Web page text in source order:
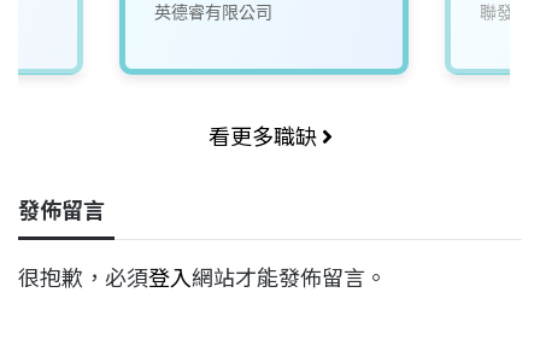
英德睿有限公司 聯發科
看更多職缺
發佈留言
很抱歉，必須登入網站才能發佈留言。